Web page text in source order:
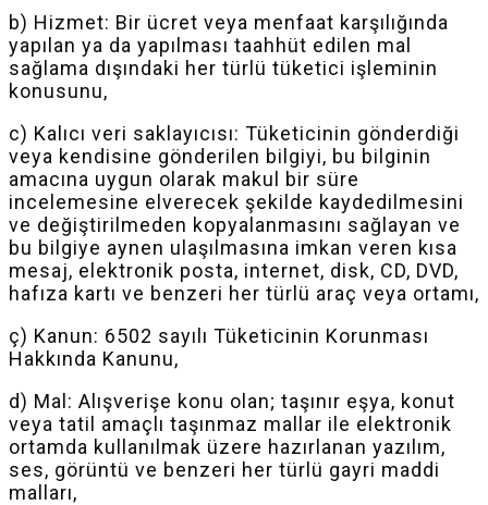
b) Hizmet: Bir ücret veya menfaat karşılığında
yapılan ya da yapılması taahhüt edilen mal
sağlama dışındaki her türlü tüketici işleminin
konusunu,
c) Kalıcı veri saklayıcısı: Tüketicinin gönderdiği
veya kendisine gönderilen bilgiyi, bu bilginin
amacına uygun olarak makul bir süre
incelemesine elverecek şekilde kaydedilmesini
ve değiştirilmeden kopyalanmasını sağlayan ve
bu bilgiye aynen ulaşılmasına imkan veren kısa
mesaj, elektronik posta, internet, disk, CD, DVD,
hafıza kartı ve benzeri her türlü araç veya ortamı,
ç) Kanun: 6502 sayılı Tüketicinin Korunması
Hakkında Kanunu,
d) Mal: Alışverişe konu olan; taşınır eşya, konut
veya tatil amaçlı taşınmaz mallar ile elektronik
ortamda kullanılmak üzere hazırlanan yazılım,
ses, görüntü ve benzeri her türlü gayri maddi
malları,